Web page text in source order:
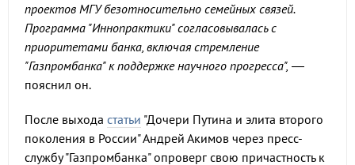
проектов МГУ безотносительно семейных связей.
Программа "Иннопрактики" согласовывалась с
приоритетами банка, включая стремление
"Газпромбанка" к поддержке научного прогресса", —
пояснил он.
После выхода статьи "Дочери Путина и элита второго
поколения в России" Андрей Акимов через пресс-
службу "Газпромбанка" опроверг свою причастность к